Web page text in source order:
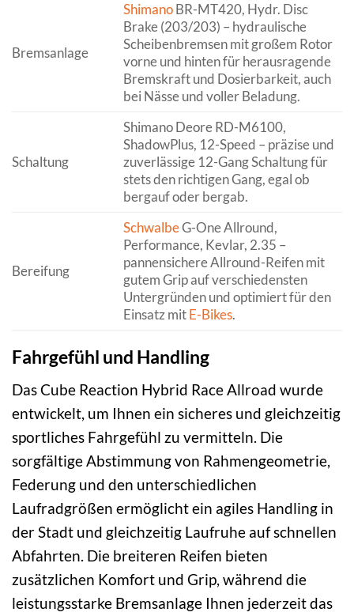
Bremsanlage
ShimanoBR-MT420, Hydr. Disc
Brake (203/203) – hydraulische
Scheibenbremsen mit großem Rotor
vorne und hinten für herausragende
Bremskraft und Dosierbarkeit, auch
bei Nässe und voller Beladung.
Schaltung
Shimano Deore RD-M6100,
ShadowPlus, 12-Speed – präzise und
zuverlässige 12-Gang Schaltung für
stets den richtigen Gang, egal ob
bergauf oder bergab.
Bereifung
SchwalbeG-One Allround,
Performance, Kevlar, 2.35 –
pannensichere Allround-Reifen mit
gutem Grip auf verschiedensten
Untergründen und optimiert für den
Einsatz mitE-Bikes.
Fahrgefühl und Handling
Das Cube Reaction Hybrid Race Allroad wurde
entwickelt, um Ihnen ein sicheres und gleichzeitig
sportliches Fahrgefühl zu vermitteln. Die
sorgfältige Abstimmung von Rahmengeometrie,
Federung und den unterschiedlichen
Laufradgrößen ermöglicht ein agiles Handling in
der Stadt und gleichzeitig Laufruhe auf schnellen
Abfahrten. Die breiteren Reifen bieten
zusätzlichen Komfort und Grip, während die
leistungsstarke Bremsanlage Ihnen jederzeit das